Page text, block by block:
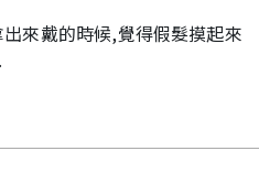
來戴的時候,覺得假髮摸起來